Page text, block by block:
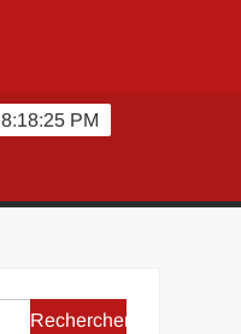
8:18:25 PM
Rechercher :